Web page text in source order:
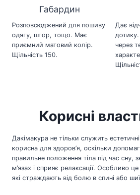
Габардин
Розповсюджений для пошиву
одягу, штор, тощо. Має
приємний матовий колір.
Щільність 150.
Дає
через
Корисні
Дакімакура не тільки служить
корисна для здоров’я, оскільки
правильне положення тіла під час сну,
м’язах і сприяє релаксації. Особливо
які страждають від болю в спині або